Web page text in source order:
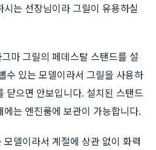
는 선장님이라 그릴이 유용하실
마 그릴의 페데스탈 스탠드를 설
수 있는 모델이라서 그릴을 사용하
닫으면 안보입니다. 설치된 스탠드
는 엔진룸에 보관이 가능합니다.
델이라서 계절에 상관 없이 화력